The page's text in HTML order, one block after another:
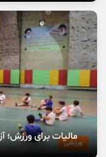
ورزشی
مالیات برای ورزش؛